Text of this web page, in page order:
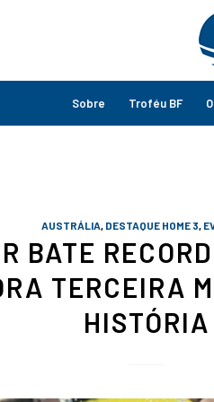
Sobre Troféu BF
AUSTRÁLIA, DESTAQUE HOME 3,
BATE
TERCEIRA
HISTÓRIA